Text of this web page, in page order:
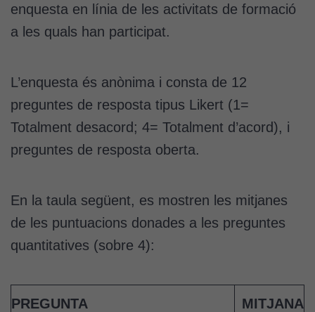
enquesta en línia de les activitats de formació
a les quals han participat.
L’enquesta és anònima i consta de 12
preguntes de resposta tipus Likert (1=
Totalment desacord; 4= Totalment d’acord), i
preguntes de resposta oberta.
En la taula següent, es mostren les mitjanes
de les puntuacions donades a les preguntes
quantitatives (sobre 4):
PREGUNTA MITJANA